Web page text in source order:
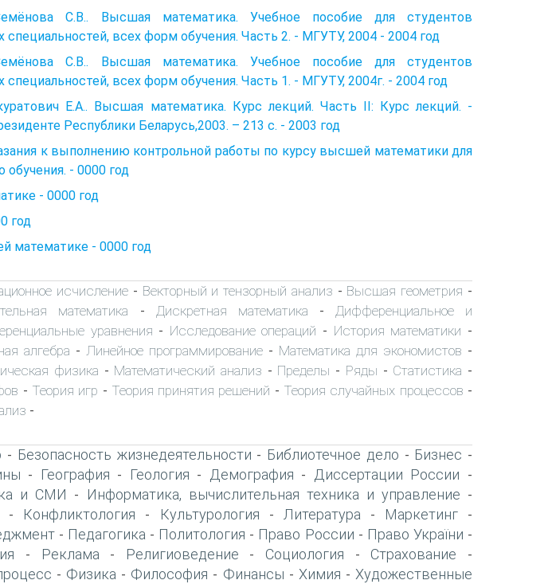
С.В.. Высшая математика. Учебное пособие для студентов
специальностей, всех форм обучения. Часть 2. - МГУТУ, 2004 - 2004 год
С.В.. Высшая математика. Учебное пособие для студентов
специальностей, всех форм обучения. Часть 1. - МГУТУ, 2004г. - 2004 год
Е.А.. Высшая математика. Курс лекций. Часть II: Курс лекций. ‑
Республики Беларусь,2003. – 213 с. - 2003 год
к выполнению контрольной работы по курсу высшей математики для
обучения. - 0000 год
- 0000 год
год
математике - 0000 год
исчисление- Векторный и тензорный анализ - Высшая геометрия -
математика - Дискретная математика - Дифференциальное и
уравнения - Исследование операций - История математики -
алгебра - Линейное программирование - Математика для экономистов -
физика - Математический анализ - Пределы - Ряды - Статистика -
- Теория игр - Теория принятия решений - Теория случайных процессов -
-
- Безопасность жизнедеятельности - Библиотечное дело - Бизнес -
- География - Геология - Демография - Диссертации России -
и СМИ - Информатика, вычислительная техника и управление -
- Конфликтология - Культурология - Литература - Маркетинг-
- Педагогика - Политология - Право России - Право України -
- Реклама - Религиоведение - Социология - Страхование -
- Физика - Философия - Финансы - Химия - Художественные